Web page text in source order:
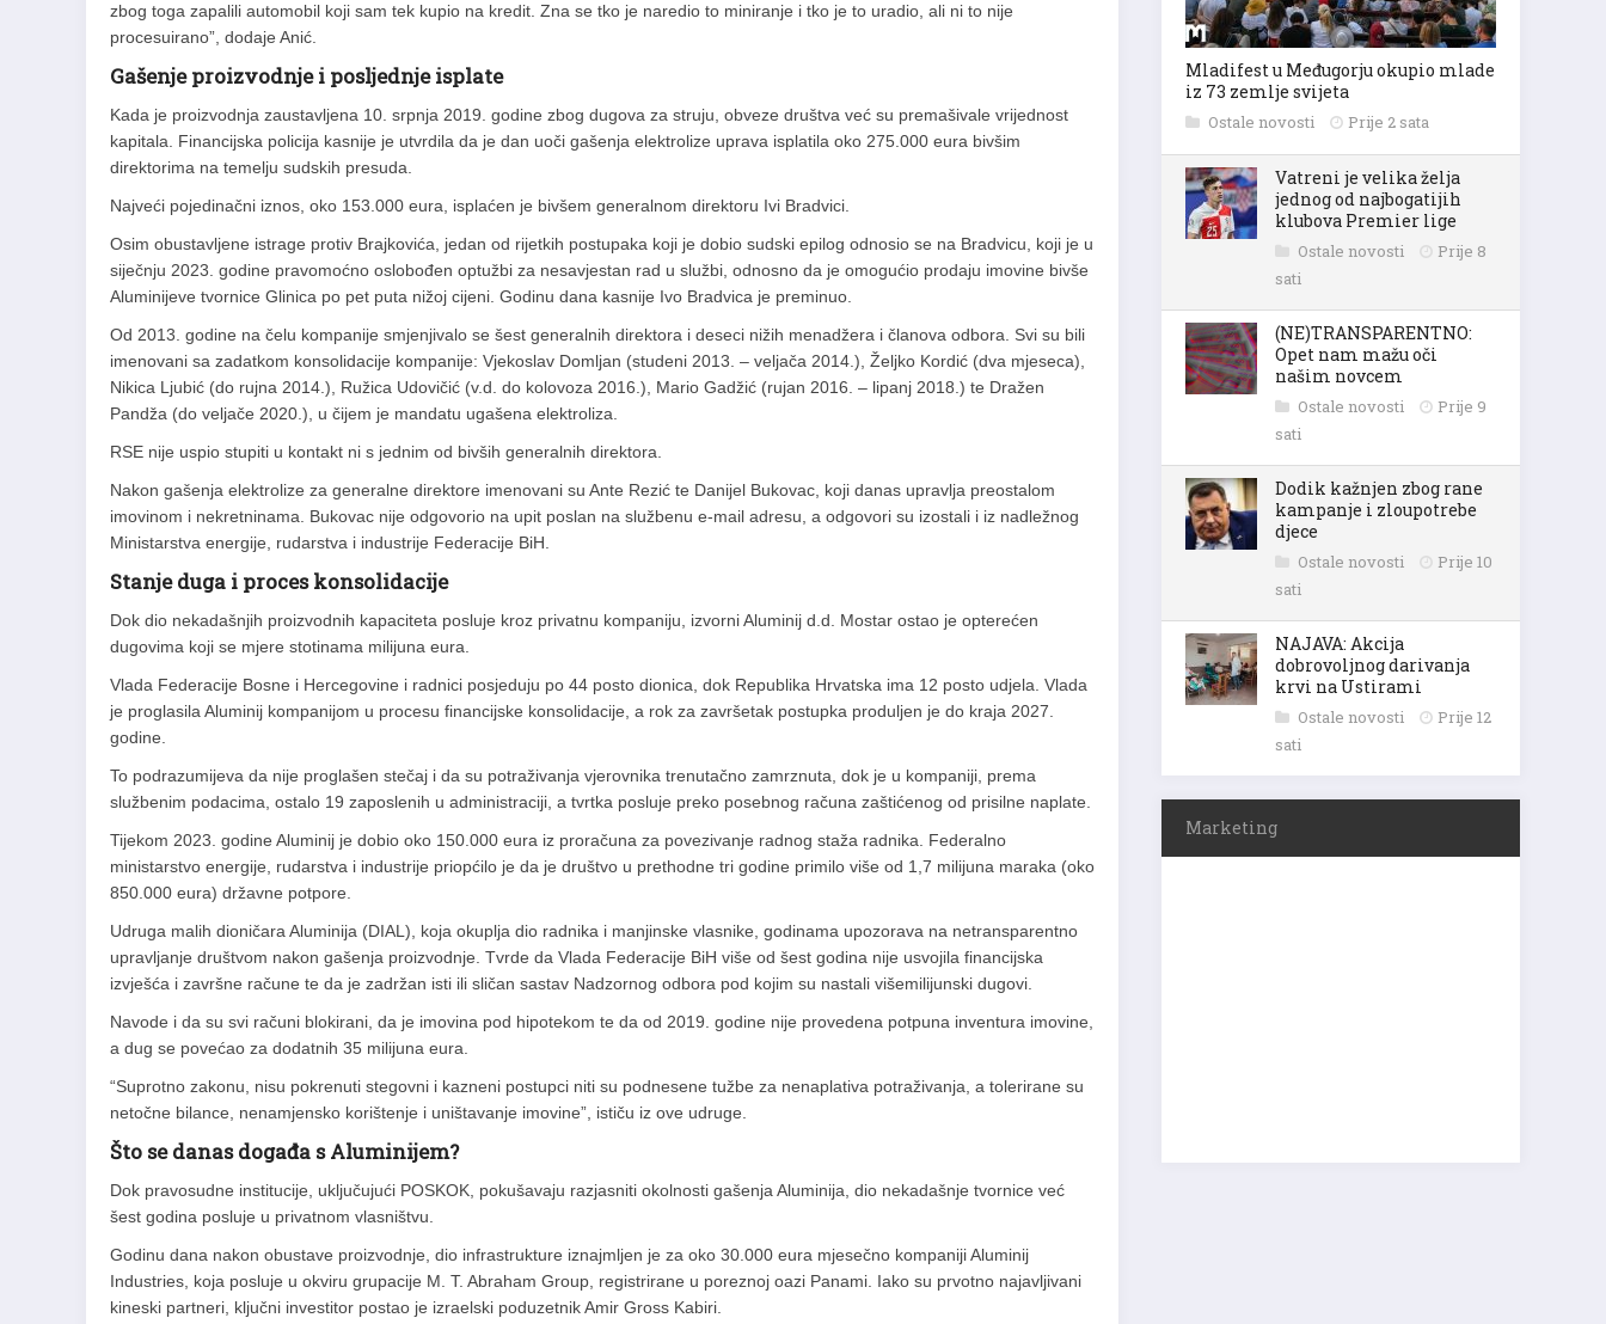
zbog toga zapalili automobil koji sam tek kupio na kredit. Zna se tko je naredio to miniranje i tko je to uradio, ali ni to nije
procesuirano”, dodaje Anić.
Gašenje proizvodnje i posljednje isplate
Kada je proizvodnja zaustavljena 10. srpnja 2019. godine zbog dugova za struju, obveze društva već su premašivale vrijednost
kapitala. Financijska policija kasnije je utvrdila da je dan uoči gašenja elektrolize uprava isplatila oko 275.000 eura bivšim
direktorima na temelju sudskih presuda.
Najveći pojedinačni iznos, oko 153.000 eura, isplaćen je bivšem generalnom direktoru Ivi Bradvici.
Osim obustavljene istrage protiv Brajkovića, jedan od rijetkih postupaka koji je dobio sudski epilog odnosio se na Bradvicu, koji je u
siječnju 2023. godine pravomoćno oslobođen optužbi za nesavjestan rad u službi, odnosno da je omogućio prodaju imovine bivše
Aluminijeve tvornice Glinica po pet puta nižoj cijeni. Godinu dana kasnije Ivo Bradvica je preminuo.
Od 2013. godine na čelu kompanije smjenjivalo se šest generalnih direktora i deseci nižih menadžera i članova odbora. Svi su bili
imenovani sa zadatkom konsolidacije kompanije: Vjekoslav Domljan (studeni 2013. – veljača 2014.), Željko Kordić (dva mjeseca),
Nikica Ljubić (do rujna 2014.), Ružica Udovičić (v.d. do kolovoza 2016.), Mario Gadžić (rujan 2016. – lipanj 2018.) te Dražen
Pandža (do veljače 2020.), u čijem je mandatu ugašena elektroliza.
RSE nije uspio stupiti u kontakt ni s jednim od bivših generalnih direktora.
Nakon gašenja elektrolize za generalne direktore imenovani su Ante Rezić te Danijel Bukovac, koji danas upravlja preostalom
imovinom i nekretninama. Bukovac nije odgovorio na upit poslan na službenu e-mail adresu, a odgovori su izostali i iz nadležnog
Ministarstva energije, rudarstva i industrije Federacije BiH.
Stanje duga i proces konsolidacije
Dok dio nekadašnjih proizvodnih kapaciteta posluje kroz privatnu kompaniju, izvorni Aluminij d.d. Mostar ostao je opterećen
dugovima koji se mjere stotinama milijuna eura.
Vlada Federacije Bosne i Hercegovine i radnici posjeduju po 44 posto dionica, dok Republika Hrvatska ima 12 posto udjela. Vlada
je proglasila Aluminij kompanijom u procesu financijske konsolidacije, a rok za završetak postupka produljen je do kraja 2027.
godine.
To podrazumijeva da nije proglašen stečaj i da su potraživanja vjerovnika trenutačno zamrznuta, dok je u kompaniji, prema
službenim podacima, ostalo 19 zaposlenih u administraciji, a tvrtka posluje preko posebnog računa zaštićenog od prisilne naplate.
Tijekom 2023. godine Aluminij je dobio oko 150.000 eura iz proračuna za povezivanje radnog staža radnika. Federalno
ministarstvo energije, rudarstva i industrije priopćilo je da je društvo u prethodne tri godine primilo više od 1,7 milijuna maraka (oko
850.000 eura) državne potpore.
Udruga malih dioničara Aluminija (DIAL), koja okuplja dio radnika i manjinske vlasnike, godinama upozorava na netransparentno
upravljanje društvom nakon gašenja proizvodnje. Tvrde da Vlada Federacije BiH više od šest godina nije usvojila financijska
izvješća i završne račune te da je zadržan isti ili sličan sastav Nadzornog odbora pod kojim su nastali višemilijunski dugovi.
Navode i da su svi računi blokirani, da je imovina pod hipotekom te da od 2019. godine nije provedena potpuna inventura imovine,
a dug se povećao za dodatnih 35 milijuna eura.
“Suprotno zakonu, nisu pokrenuti stegovni i kazneni postupci niti su podnesene tužbe za nenaplativa potraživanja, a tolerirane su
netočne bilance, nenamjensko korištenje i uništavanje imovine”, ističu iz ove udruge.
Što se danas događa s Aluminijem?
Dok pravosudne institucije, uključujući POSKOK, pokušavaju razjasniti okolnosti gašenja Aluminija, dio nekadašnje tvornice već
šest godina posluje u privatnom vlasništvu.
Godinu dana nakon obustave proizvodnje, dio infrastrukture iznajmljen je za oko 30.000 eura mjesečno kompaniji Aluminij
Industries, koja posluje u okviru grupacije M. T. Abraham Group, registrirane u poreznoj oazi Panami. Iako su prvotno najavljivani
kineski partneri, ključni investitor postao je izraelski poduzetnik Amir Gross Kabiri.
Mladifest u Međugorju okupio mlade
iz 73 zemlje svijeta
Ostale novosti Prije 2 sata
Vatreni je velika želja
jednog od najbogatijih
klubova Premier lige
Ostale novosti
Prije 8
sati
(NE)TRANSPARENTNO:
Opet nam mažu oči
našim novcem
Ostale novosti
Prije 9
sati
Dodik kažnjen zbog rane
kampanje i zloupotrebe
djece
Ostale novosti
Prije 10
sati
NAJAVA: Akcija
dobrovoljnog darivanja
krvi na Ustirami
Ostale novosti
Prije 12
sati
Marketing